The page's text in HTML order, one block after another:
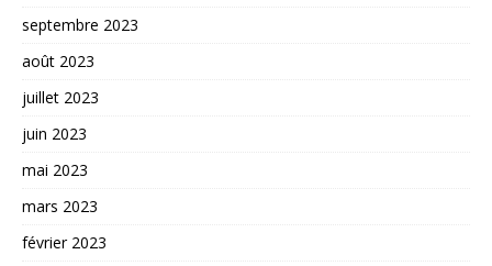
septembre 2023
août 2023
juillet 2023
juin 2023
mai 2023
mars 2023
février 2023